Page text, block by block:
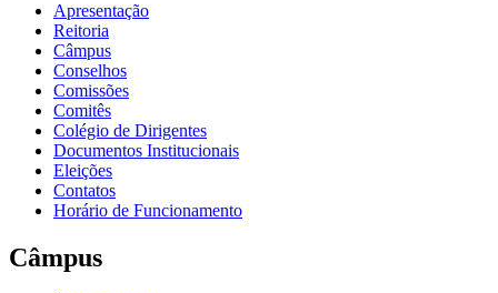
Apresentação
Reitoria
Câmpus
Conselhos
Comissões
Comitês
Colégio de Dirigentes
Documentos Institucionais
Eleições
Contatos
Horário de Funcionamento
Câmpus